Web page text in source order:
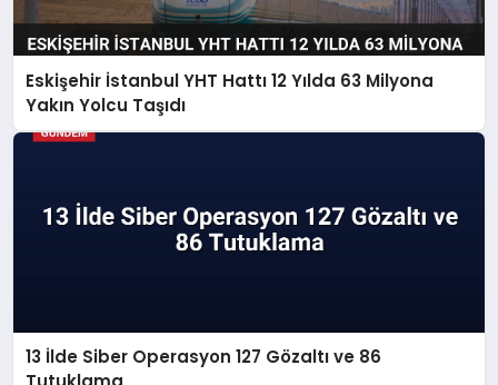
Eskişehir İstanbul YHT Hattı 12 Yılda 63 Milyona
Yakın Yolcu Taşıdı
13 İlde Siber Operasyon 127 Gözaltı ve 86